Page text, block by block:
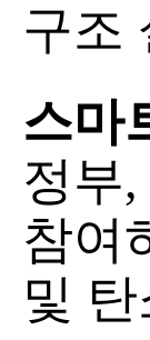
구조
스마
정부
참여
및